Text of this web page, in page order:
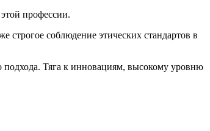
профессии.
строгое соблюдение этических стандартов в
подхода. Тяга к инновациям, высокому уровню